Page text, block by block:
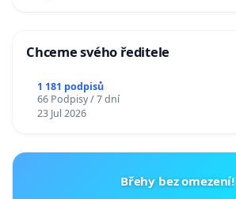
Chceme svého ředitele
1 181 podpisů
66 Podpisy / 7 dní
23 Jul 2026
Břehy bez omezení!